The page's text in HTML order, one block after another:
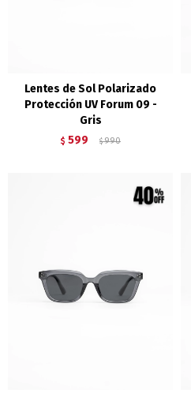
Lentes de Sol Polarizado
Protección UV Forum 09 -
Gris
$ 599 $ 990